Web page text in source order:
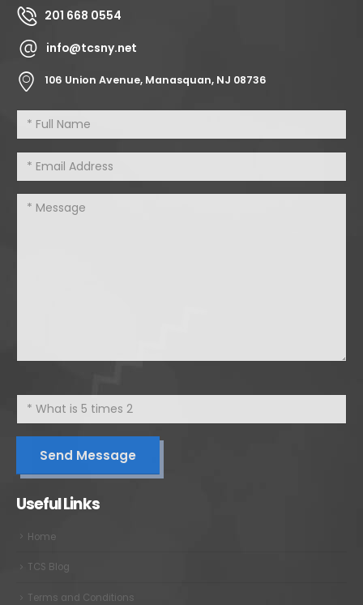
201 668 0554
info@tcsny.net
106 Union Avenue, Manasquan, NJ 08736
Useful Links
Home
TCS Blog
Terms and Conditions